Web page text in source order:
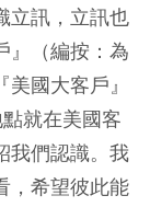
立訊，立訊也
』（編按：為
國大客戶』
就在美國客
我們認識。我
，希望彼此能